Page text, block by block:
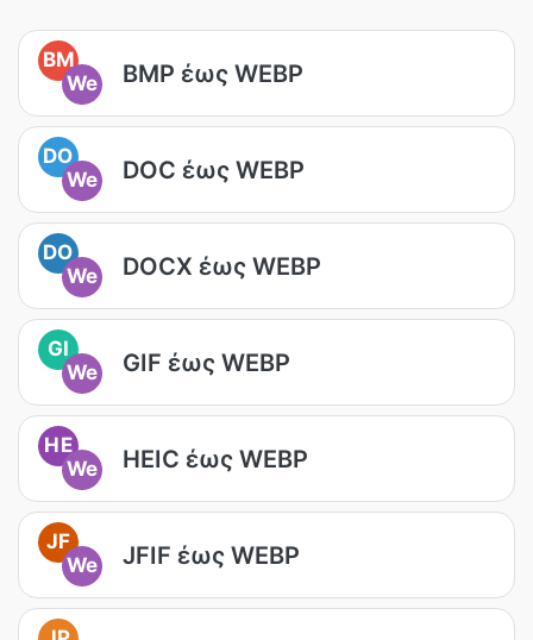
BM
We
BMP έως WEBP
DO
We
DOC έως WEBP
DO
We
DOCX έως WEBP
GI
We
GIF έως WEBP
HE
We
HEIC έως WEBP
JF
We
JFIF έως WEBP